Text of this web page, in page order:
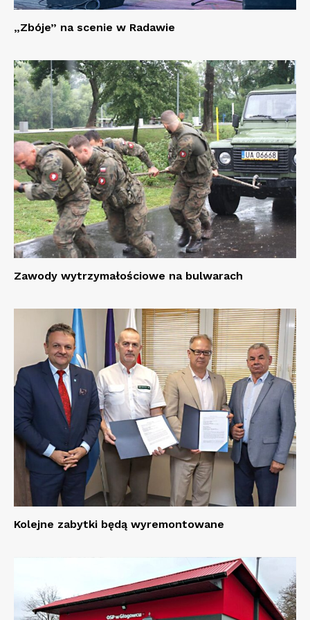
„Zbóje” na scenie w Radawie
Zawody wytrzymałościowe na bulwarach
Kolejne zabytki będą wyremontowane